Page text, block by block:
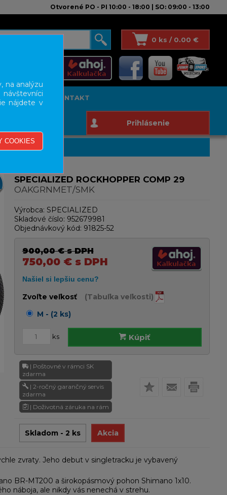
Otvorené PO - PI 10:00 - 18:00 | SO: 09:00 - 13:00
0 ks / 0.00 €
STUDIO KONTAKT
Prihlásenie
SPECIALIZED ROCKHOPPER COMP 29
OAKGRNMET/SMK
Výrobca: SPECIALIZED
Skladové číslo: 952679981
Objednávkový kód: 91825-52
900,00 €s DPH
750,00 €s DPH
Zvoľte veľkosť
(Tabuľka veľkosti)
M - (2 ks)
ks Kúpiť
| Poštovné v rámci SK
zdarma
| 2-ročný garančný servis
zdarma
| Doživotná záruka na rám
Skladom - 2 ks Akcia
zvraty. Jeho debut v singletracku je vybavený
BR-MT200 a širokopásmový pohon Shimano 1x10.
náboja, ale nikdy vás nenechá v strehu.
na analýzu
nájdete v